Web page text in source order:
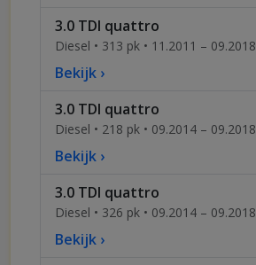
3.0 TDI quattro
Diesel • 313 pk • 11.2011 – 09.2018
Bekijk ›
3.0 TDI quattro
Diesel • 218 pk • 09.2014 – 09.2018
Bekijk ›
3.0 TDI quattro
Diesel • 326 pk • 09.2014 – 09.2018
Bekijk ›